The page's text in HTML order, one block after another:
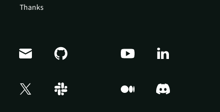
Thanks
Doris Summit 26